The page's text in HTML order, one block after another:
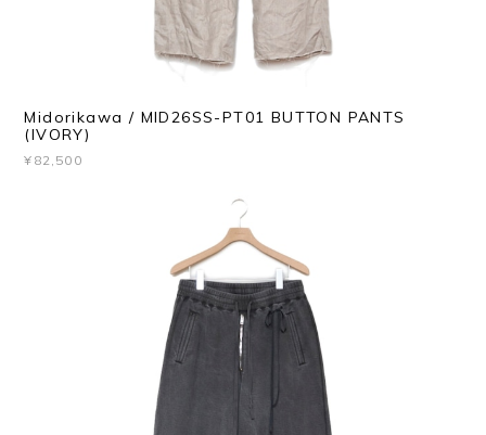
Midorikawa / MID26SS-PT01 BUTTON PANTS
(IVORY)
¥82,500